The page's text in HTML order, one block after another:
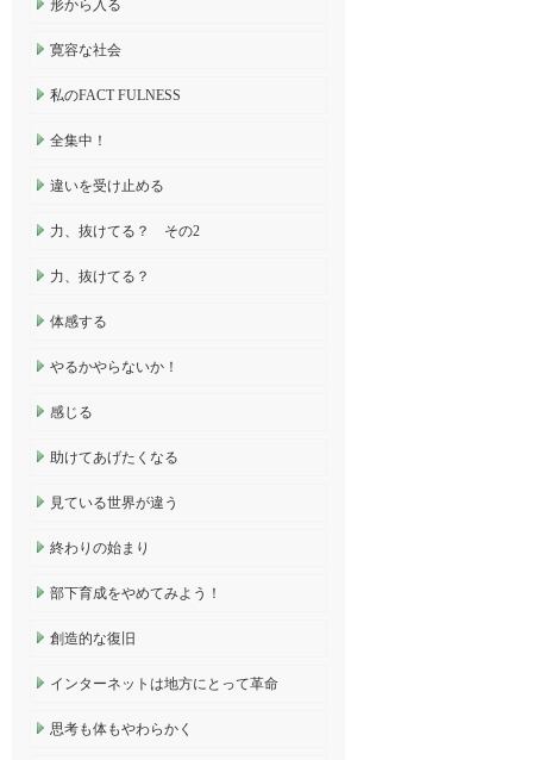
形から入る
寛容な社会
私のFACT FULNESS
全集中！
違いを受け止める
力、抜けてる？ その2
力、抜けてる？
体感する
やるかやらないか！
感じる
助けてあげたくなる
見ている世界が違う
終わりの始まり
部下育成をやめてみよう！
創造的な復旧
インターネットは地方にとって革命
思考も体もやわらかく